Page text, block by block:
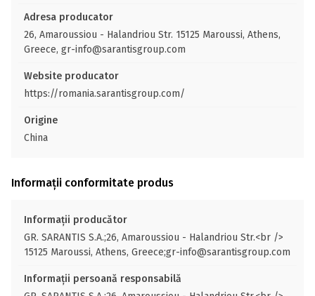
Adresa producator
26, Amaroussiou - Halandriou Str. 15125 Maroussi, Athens,
Greece, gr-info@sarantisgroup.com
Website producator
https://romania.sarantisgroup.com/
Origine
China
Informații conformitate produs
Informații producător
GR. SARANTIS S.A.;26, Amaroussiou - Halandriou Str.<br />
15125 Maroussi, Athens, Greece;gr-info@sarantisgroup.com
Informații persoană responsabilă